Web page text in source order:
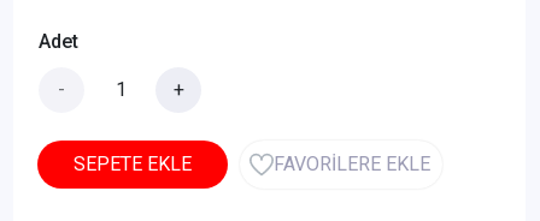
Adet
- +
SEPETE EKLE FAVORİLERE EKLE